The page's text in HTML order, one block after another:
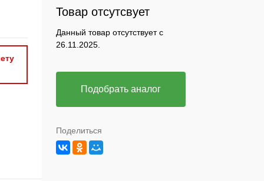
Товар отсутсвует
Данный товар отсутствует с
26.11.2025.
Подобрать аналог
Поделиться